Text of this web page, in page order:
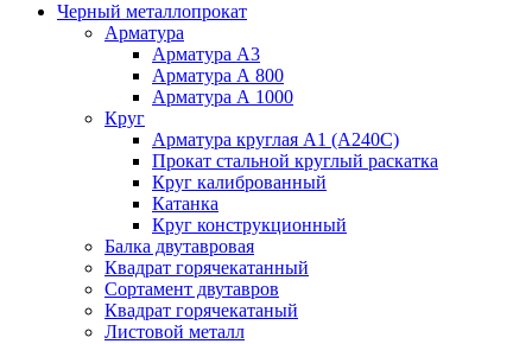
Черный металлопрокат
Арматура
Арматура А3
Арматура А 800
Арматура А 1000
Круг
Арматура круглая А1 (А240C)
Прокат стальной круглый раскатка
Круг калиброванный
Катанка
Круг конструкционный
Балка двутавровая
Квадрат горячекатанный
Сортамент двутавров
Квадрат горячекатаный
Листовой металл